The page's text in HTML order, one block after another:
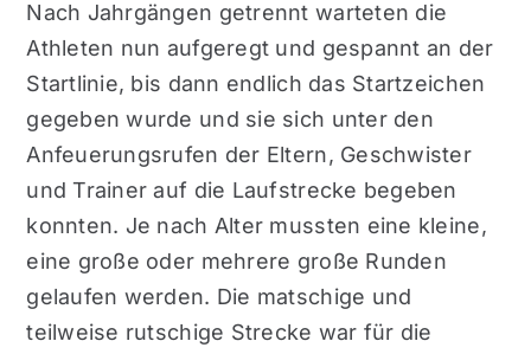
Nach Jahrgängen getrennt warteten die
Athleten nun aufgeregt und gespannt an der
Startlinie, bis dann endlich das Startzeichen
gegeben wurde und sie sich unter den
Anfeuerungsrufen der Eltern, Geschwister
und Trainer auf die Laufstrecke begeben
konnten. Je nach Alter mussten eine kleine,
eine große oder mehrere große Runden
gelaufen werden. Die matschige und
teilweise rutschige Strecke war für die